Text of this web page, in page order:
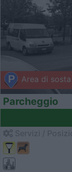
Area di sosta
Parcheggio